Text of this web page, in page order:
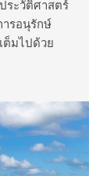
ระวัติศาสตร์
รอนุรักษ์
ต็มไปด้วย